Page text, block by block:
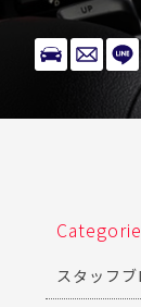
スタッフ